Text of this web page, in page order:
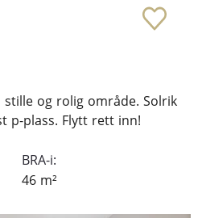
og rolig område. Solrik
p-plass. Flytt rett inn!
BRA-i:
46 m²